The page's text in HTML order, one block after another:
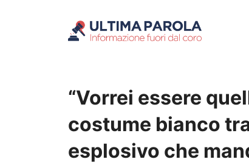
“Vorrei essere
costume bianco
esplosivo che